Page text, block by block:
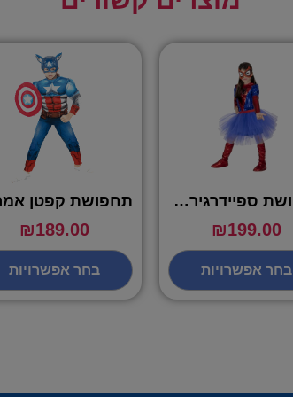
תחפושת ספיידרגירל טוטו – שושי זוהר
₪199.00
בחר אפשרויות
₪189.00
בחר אפשרויות